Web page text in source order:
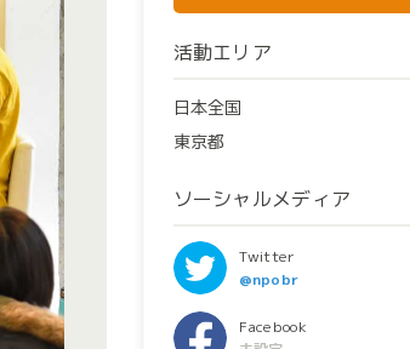
活動エリア
日本全国
東京都
ソーシャルメディア
Twitter
@npobr
Facebook